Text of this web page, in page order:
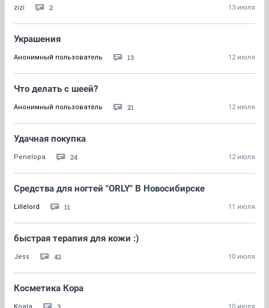
zizi 2 13 июля
Украшения
Анонимный пользователь 13 12 июля
Что делать с шеей?
Анонимный пользователь 21 12 июля
Удачная покупка
Penelopa 24 12 июля
Средства для ногтей "ORLY" В Новосибирске
Lillelord 11 11 июля
быстрая терапия для кожи :)
Jess 42 10 июля
Косметика Кора